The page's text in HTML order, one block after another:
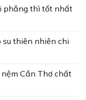
phẳng thì tốt nhất
su thiên nhiên chi
Cần Thơ chất